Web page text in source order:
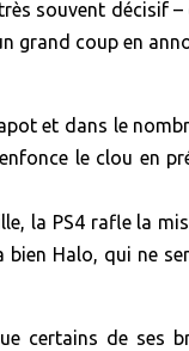
souvent décisif
coup en
et dans le
le clou en
la PS4 rafle la
Halo, qui ne
certains de ses